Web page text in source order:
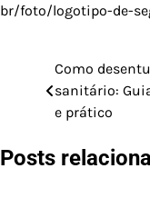
br/foto/logotipo-de-
Como
sanitário:
e prático
Posts